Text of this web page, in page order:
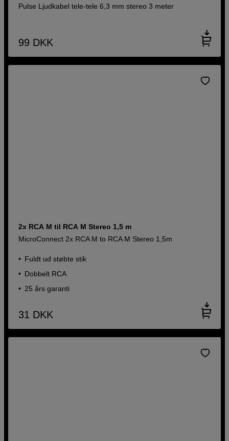
Pulse Ljudkabel tele-tele 6,3 mm stereo 3 meter
99 DKK
2x RCA M til RCA M Stereo 1,5 m
MicroConnect 2x RCA M to RCA M Stereo 1,5m
Fuldt ud støbte stik
Dobbelt RCA
25 års garanti
31 DKK